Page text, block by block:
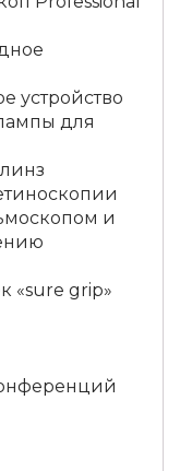
устройство
для
и
«sure grip»